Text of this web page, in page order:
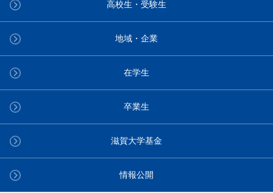
高校生・受験生
地域・企業
在学生
卒業生
滋賀大学基金
情報公開